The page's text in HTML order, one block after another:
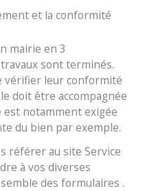
et la conformité
mairie en 3
sont terminés.
vérifier leur conformité
doit être accompagnée
est notamment exigée
du bien par exemple.
référer au site Service
à vos diverses
des formulaires .